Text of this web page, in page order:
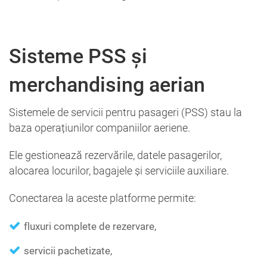
Sisteme PSS și
merchandising aerian
Sistemele de servicii pentru pasageri (PSS) stau la
baza operațiunilor companiilor aeriene.
Ele gestionează rezervările, datele pasagerilor,
alocarea locurilor, bagajele și serviciile auxiliare.
Conectarea la aceste platforme permite:
fluxuri complete de rezervare,
servicii pachetizate,